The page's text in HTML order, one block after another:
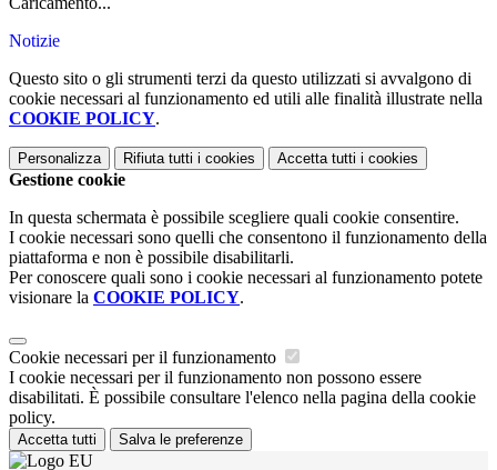
Notizie
Questo sito o gli strumenti terzi da questo utilizzati si avvalgono di
cookie necessari al funzionamento ed utili alle finalità illustrate nella
COOKIE POLICY.
Personalizza Rifiuta tutti i cookies Accetta tutti i cookies
Gestione cookie
In questa schermata è possibile scegliere quali cookie consentire.
I cookie necessari sono quelli che consentono il funzionamento della
piattaforma e non è possibile disabilitarli.
Per conoscere quali sono i cookie necessari al funzionamento potete
visionare la COOKIE POLICY.
Cookie necessari per il funzionamento
I cookie necessari per il funzionamento non possono essere
disabilitati. È possibile consultare l'elenco nella pagina della cookie
policy.
Accetta tutti Salva le preferenze